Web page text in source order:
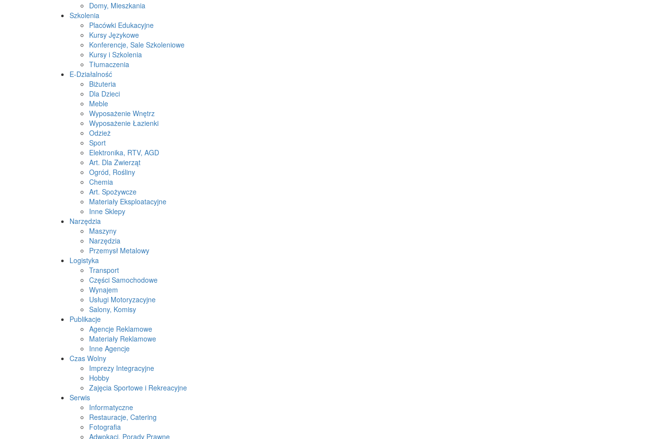
Domy, Mieszkania
Szkolenia
Placówki Edukacyjne
Kursy Językowe
Konferencje, Sale Szkoleniowe
Kursy i Szkolenia
Tłumaczenia
E-Działalność
Biżuteria
Dla Dzieci
Meble
Wyposażenie Wnętrz
Wyposażenie Łazienki
Odzież
Sport
Elektronika, RTV, AGD
Art. Dla Zwierząt
Ogród, Rośliny
Chemia
Art. Spożywcze
Materiały Eksploatacyjne
Inne Sklepy
Narzędzia
Maszyny
Narzędzia
Przemysł Metalowy
Logistyka
Transport
Części Samochodowe
Wynajem
Usługi Motoryzacyjne
Salony, Komisy
Publikacje
Agencje Reklamowe
Materiały Reklamowe
Inne Agencje
Czas Wolny
Imprezy Integracyjne
Hobby
Zajęcia Sportowe i Rekreacyjne
Serwis
Informatyczne
Restauracje, Catering
Fotografia
Adwokaci, Porady Prawne